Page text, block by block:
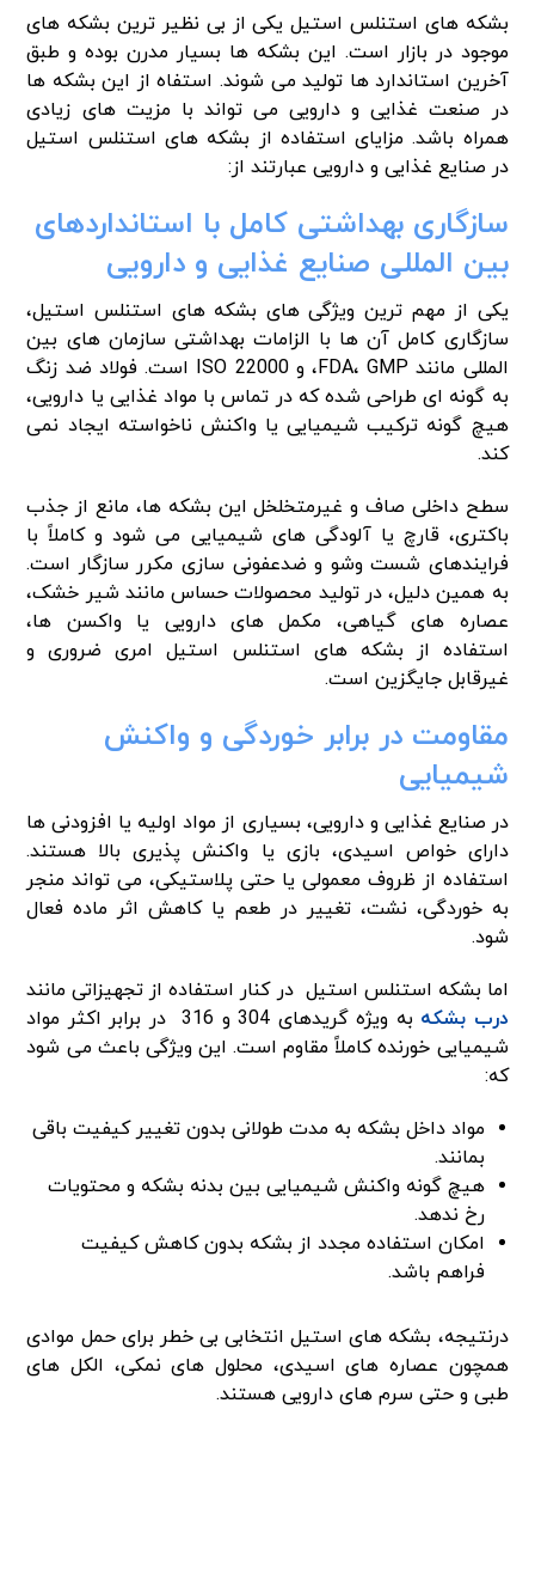
بشکه های استنلس استیل یکی از بی نظیر ترین بشکه های
موجود در بازار است. این بشکه ها بسیار مدرن بوده و طبق
آخرین استاندارد ها تولید می شوند. استفاه از این بشکه ها
در صنعت غذایی و دارویی می تواند با مزیت های زیادی
همراه باشد. مزایای استفاده از بشکه های استنلس استیل
در صنایع غذایی و دارویی عبارتند از:
سازگاری بهداشتی کامل با استانداردهای
بین المللی صنایع غذایی و دارویی
یکی از مهم ترین ویژگی های بشکه های استنلس استیل،
سازگاری کامل آن ها با الزامات بهداشتی سازمان های بین
المللی مانند FDA، GMP، و ISO 22000 است. فولاد ضد زنگ
به گونه ای طراحی شده که در تماس با مواد غذایی یا دارویی،
هیچ گونه ترکیب شیمیایی یا واکنش ناخواسته ایجاد نمی
کند.
سطح داخلی صاف و غیرمتخلخل این بشکه ها، مانع از جذب
باکتری، قارچ یا آلودگی های شیمیایی می شود و کاملاً با
فرایندهای شست وشو و ضدعفونی سازی مکرر سازگار است.
به همین دلیل، در تولید محصولات حساس مانند شیر خشک،
عصاره های گیاهی، مکمل های دارویی یا واکسن ها،
استفاده از بشکه های استنلس استیل امری ضروری و
غیرقابل جایگزین است.
مقاومت در برابر خوردگی و واکنش
شیمیایی
در صنایع غذایی و دارویی، بسیاری از مواد اولیه یا افزودنی ها
دارای خواص اسیدی، بازی یا واکنش پذیری بالا هستند.
استفاده از ظروف معمولی یا حتی پلاستیکی، می تواند منجر
به خوردگی، نشت، تغییر در طعم یا کاهش اثر ماده فعال
شود.
اما بشکه استنلس استیل در کنار استفاده از تجهیزاتی مانند
درب بشکه
به ویژه گریدهای 304 و 316 در برابر اکثر مواد
شیمیایی خورنده کاملاً مقاوم است. این ویژگی باعث می شود
که:
مواد داخل بشکه به مدت طولانی بدون تغییر کیفیت باقی
بمانند.
هیچ گونه واکنش شیمیایی بین بدنه بشکه و محتویات
رخ ندهد.
امکان استفاده مجدد از بشکه بدون کاهش کیفیت
فراهم باشد.
درنتیجه، بشکه های استیل انتخابی بی خطر برای حمل موادی
همچون عصاره های اسیدی، محلول های نمکی، الکل های
طبی و حتی سرم های دارویی هستند.